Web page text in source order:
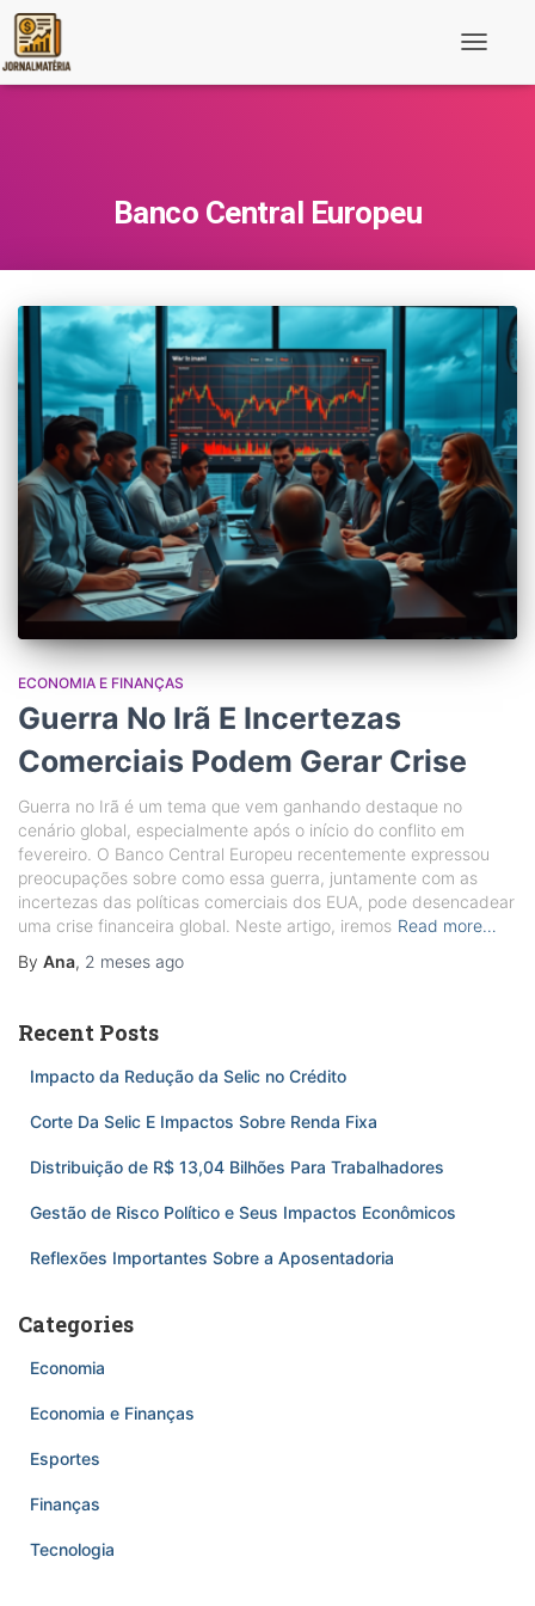
Banco Central Europeu
ECONOMIA E FINANÇAS
Guerra No Irã E Incertezas
Comerciais Podem Gerar Crise
Guerra no Irã é um tema que vem ganhando destaque no
cenário global, especialmente após o início do conflito em
fevereiro. O Banco Central Europeu recentemente expressou
preocupações sobre como essa guerra, juntamente com as
incertezas das políticas comerciais dos EUA, pode desencadear
uma crise financeira global. Neste artigo, iremos Read more…
By Ana, 2 meses ago
Recent Posts
Impacto da Redução da Selic no Crédito
Corte Da Selic E Impactos Sobre Renda Fixa
Distribuição de R$ 13,04 Bilhões Para Trabalhadores
Gestão de Risco Político e Seus Impactos Econômicos
Reflexões Importantes Sobre a Aposentadoria
Categories
Economia
Economia e Finanças
Esportes
Finanças
Tecnologia